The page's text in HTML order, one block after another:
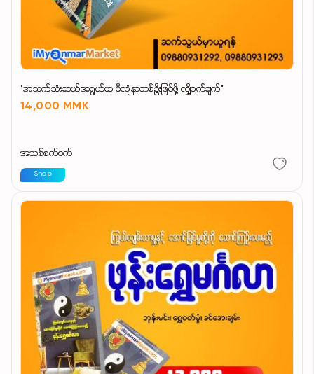
"အသက်သုံးဆယ်အရွယ်မှာ မီလျံနာတစ်ဦးဖြစ်ဖို့ လျှို့ဝှက်ချက်"
14,000 MMK
အသစ်စက်စက်
Shop